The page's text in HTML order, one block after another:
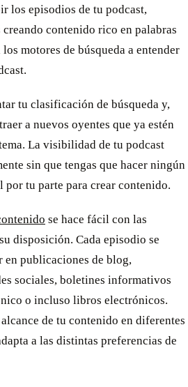
los episodios de tu podcast,
creando contenido rico en palabras
motores de búsqueda a entender
tu clasificación de búsqueda y,
a nuevos oyentes que ya estén
La visibilidad de tu podcast
sin que tengas que hacer ningún
por tu parte para crear contenido.
se hace fácil con las
disposición. Cada episodio se
en publicaciones de blog,
sociales, boletines informativos
o incluso libros electrónicos.
de tu contenido en diferentes
a las distintas preferencias de